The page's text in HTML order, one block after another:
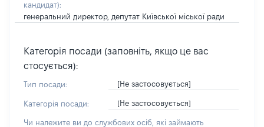
кандидат):
генеральний директор, депутат Київської міської ради
Категорія посади (заповніть, якщо це вас
стосується):
Тип посади: [Не застосовується]
Категорія посади: [Не застосовується]
Чи належите ви до службових осіб, які займають